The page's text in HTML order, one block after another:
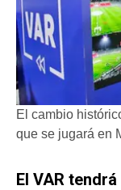
El cambio
que se jugará en
El VAR